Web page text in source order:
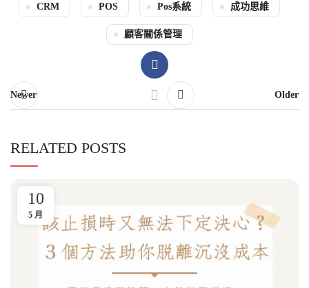
CRM POS Pos系統 成功思維
顧客關係管理
Newer Older
RELATED POSTS
10
5 月